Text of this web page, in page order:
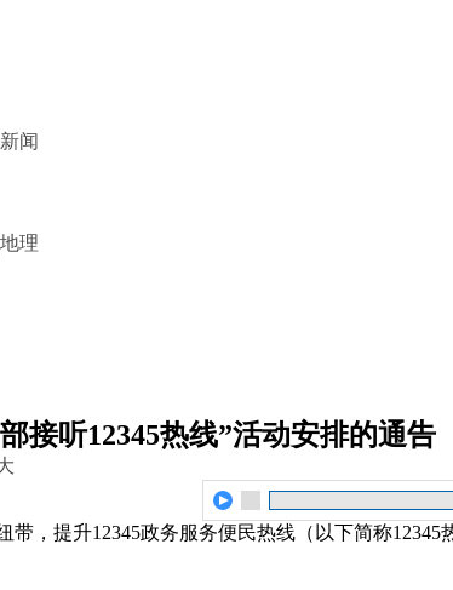
闻
理
接听12345热线”活动安排的通告
，提升12345政务服务便民热线（以下简称